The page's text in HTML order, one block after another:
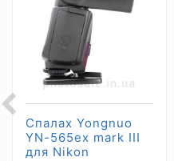
Спалах Yongnuo
YN-565ex mark III
для Nikon